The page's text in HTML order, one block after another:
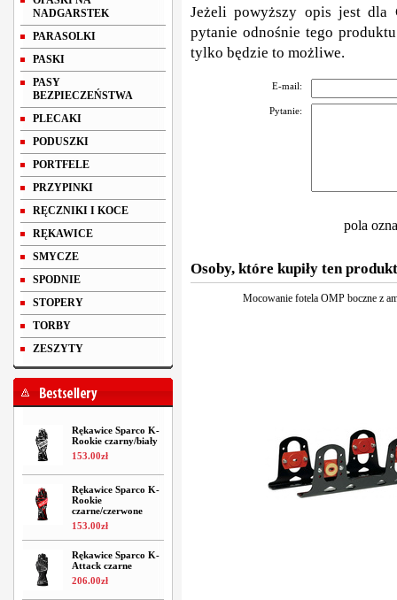
NADGARSTEK
PARASOLKI
PASKI
PASY
BEZPIECZEŃSTWA
PLECAKI
PODUSZKI
PORTFELE
PRZYPINKI
RĘCZNIKI I KOCE
RĘKAWICE
SMYCZE
SPODNIE
STOPERY
TORBY
ZESZYTY
Rękawice Sparco K-
Rookie czarny/biały
153.00zł
Rękawice Sparco K-
Rookie
czarne/czerwone
153.00zł
Rękawice Sparco K-
Attack czarne
206.00zł
Jeżeli powyższy opis jest dla
pytanie odnośnie tego
tylko będzie to możliwe.
E-mail:
Pytanie:
pola
Osoby, które kupiły ten
Mocowanie fotela OMP boczne z